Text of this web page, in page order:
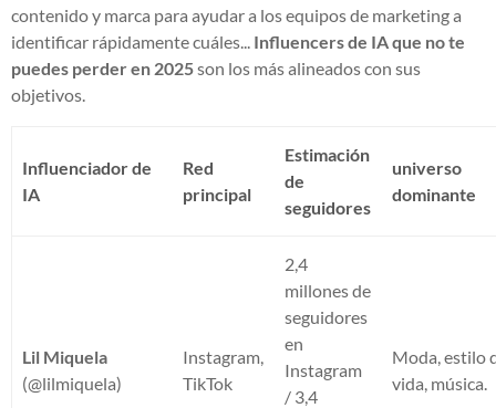
contenido y marca para ayudar a los equipos de marketing a
identificar rápidamente cuáles... Influencers de IA que no te
puedes perder en 2025son los más alineados con sus
objetivos.
Influenciador de
IA
Red
principal
Estimación
de
seguidores
universo
dominante
Lil Miquela
(@lilmiquela)
Instagram,
TikTok
2,4
millones de
seguidores
en
Instagram
/ 3,4
Moda, estilo
vida, música.